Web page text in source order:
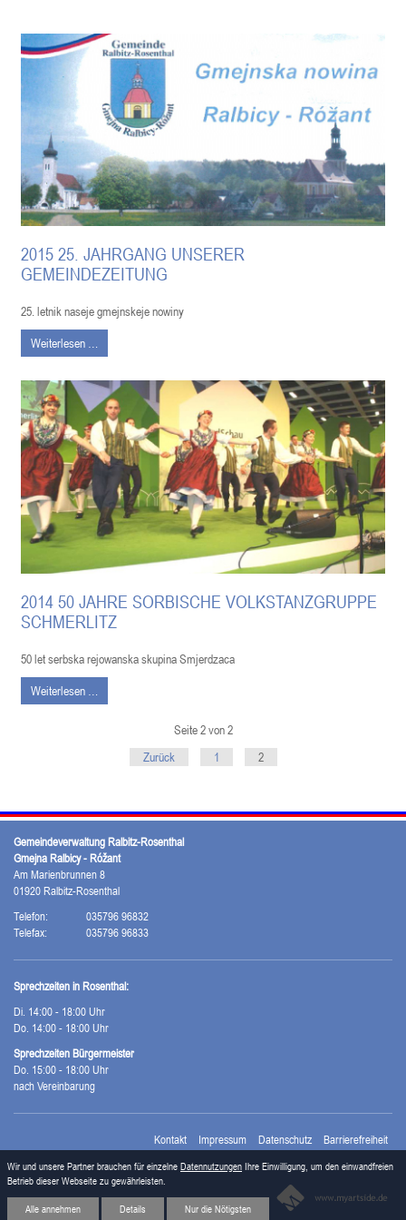
2015 25. JAHRGANG UNSERER
GEMEINDEZEITUNG
25. letnik naseje gmejnskeje nowiny
Weiterlesen …
2014 50 JAHRE SORBISCHE VOLKSTANZGRUPPE
SCHMERLITZ
50 let serbska rejowanska skupina Smjerdzaca
Weiterlesen …
Seite 2 von 2
Zurück
1 2
Gemeindeverwaltung Ralbitz-Rosenthal
Gmejna Ralbicy - Róžant
Am Marienbrunnen 8
01920 Ralbitz-Rosenthal
Telefon:
035796 96832
Telefax:
035796 96833
Sprechzeiten in Rosenthal:
Di. 14:00 - 18:00 Uhr
Do. 14:00 - 18:00 Uhr
Sprechzeiten Bürgermeister
Do. 15:00 - 18:00 Uhr
nach Vereinbarung
Kontakt Impressum Datenschutz Barrierefreiheit
Wir und unsere Partner brauchen für einzelne Datennutzungen Ihre Einwilligung, um den einwandfreien
Betrieb dieser Webseite zu gewährleisten.
Alle annehmen Details Nur die Nötigsten